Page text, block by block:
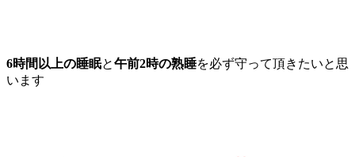
6時間以上の睡眠と午前2時の熟睡を必ず守って頂きたいと思
います